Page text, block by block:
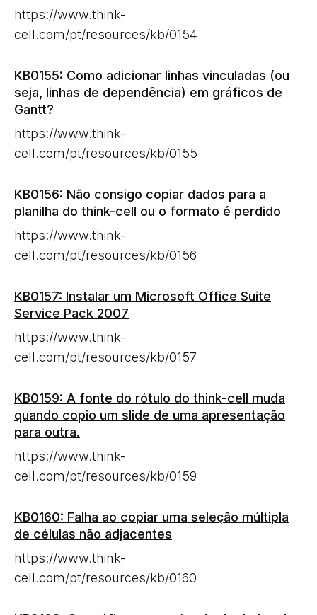
https://www.think-
cell.com/pt/resources/kb/0154
KB0155: Como adicionar linhas vinculadas (ou
seja, linhas de dependência) em gráficos de
Gantt?
https://www.think-
cell.com/pt/resources/kb/0155
KB0156: Não consigo copiar dados para a
planilha do think-cell ou o formato é perdido
https://www.think-
cell.com/pt/resources/kb/0156
KB0157: Instalar um Microsoft Office Suite
Service Pack 2007
https://www.think-
cell.com/pt/resources/kb/0157
KB0159: A fonte do rótulo do think-cell muda
quando copio um slide de uma apresentação
para outra.
https://www.think-
cell.com/pt/resources/kb/0159
KB0160: Falha ao copiar uma seleção múltipla
de células não adjacentes
https://www.think-
cell.com/pt/resources/kb/0160